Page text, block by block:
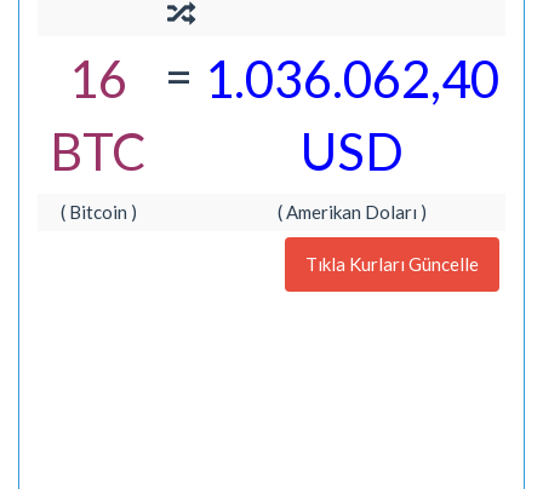
16
BTC
= 1.036.062,40
USD
( Bitcoin ) ( Amerikan Doları )
Tıkla Kurları Güncelle